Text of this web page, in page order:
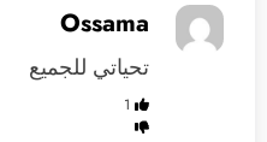
Ossama
تحياتي للجميع
1